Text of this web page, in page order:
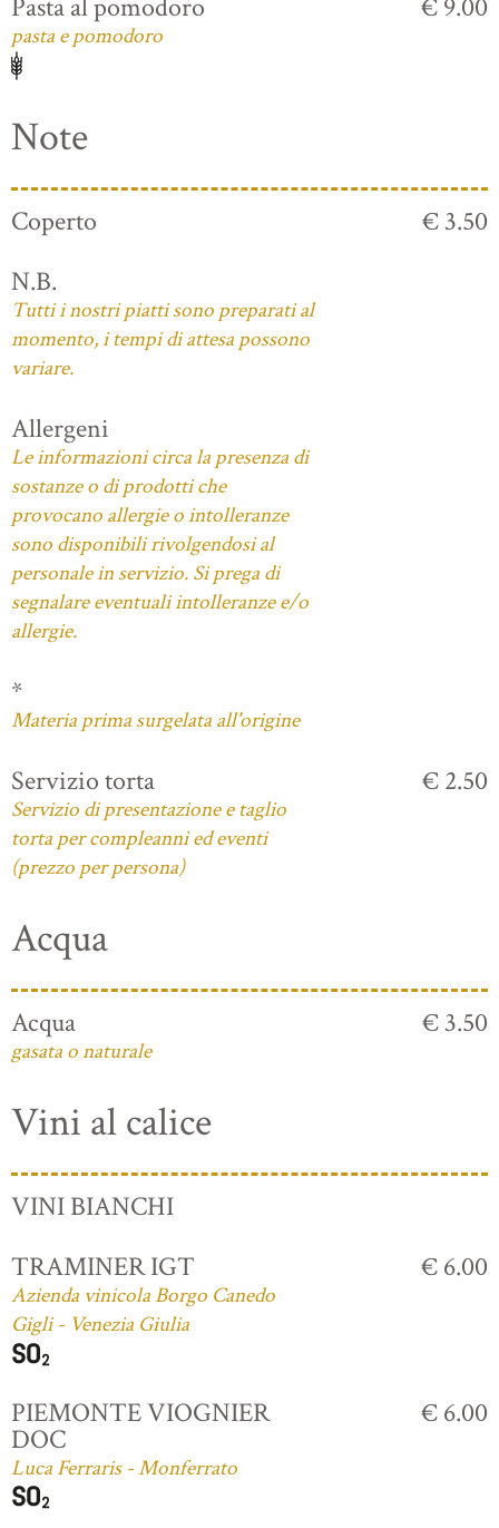
Pasta al pomodoro
pasta e pomodoro
€ 9.00
Note
Coperto
€ 3.50
N.B.
Tutti i nostri piatti sono preparati al
momento, i tempi di attesa possono
variare.
Allergeni
Le informazioni circa la presenza di
sostanze o di prodotti che
provocano allergie o intolleranze
sono disponibili rivolgendosi al
personale in servizio. Si prega di
segnalare eventuali intolleranze e/o
allergie.
*
Materia prima surgelata all'origine
Servizio torta
Servizio di presentazione e taglio
torta per compleanni ed eventi
(prezzo per persona)
€ 2.50
Acqua
Acqua
gasata o naturale
€ 3.50
Vini al calice
VINI BIANCHI
TRAMINER IGT
Azienda vinicola Borgo Canedo
Gigli - Venezia Giulia
€ 6.00
PIEMONTE VIOGNIER
DOC
Luca Ferraris - Monferrato
€ 6.00